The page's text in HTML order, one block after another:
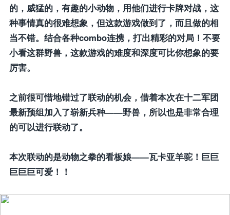
的，威猛的，有趣的小动物，用他们进行卡牌对战，这
种事情真的很难想象，但这款游戏做到了，而且做的相
当不错。结合各种combo连携，打出精彩的对局！不要
小看这群野兽，这款游戏的难度和深度可比你想象的要
厉害。
之前很可惜地错过了联动的机会，借着本次在十二军团
最新预组加入了崭新兵种——野兽，所以也是非常合理
的可以进行联动了。
本次联动的是动物之拳的看板娘——瓦卡亚羊驼！巨巨
巨巨巨可爱！！